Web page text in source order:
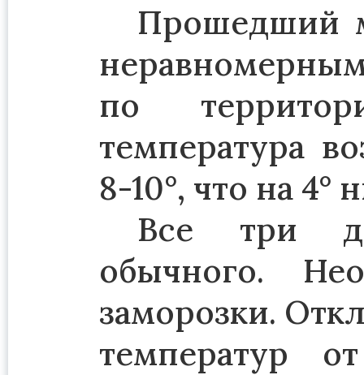
Прошедший
по
температура
8-10°, что на
Все три
обычного.
заморозки.
температур